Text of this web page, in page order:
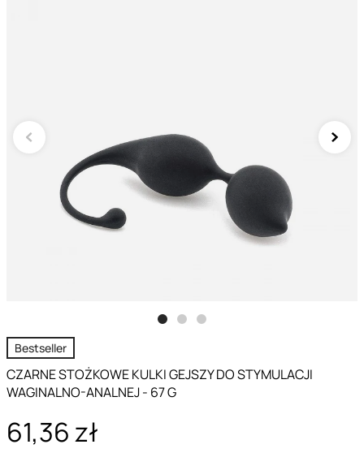
Bestseller
CZARNE STOŻKOWE KULKI GEJSZY DO STYMULACJI
WAGINALNO-ANALNEJ - 67 G
61,36 zł